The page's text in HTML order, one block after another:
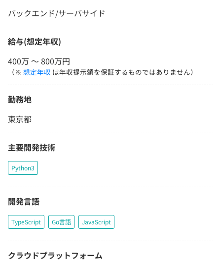
バックエンド/サーバサイド
給与(想定年収)
400万 〜 800万円
（※ 想定年収 は年収提示額を保証するものではありません）
勤務地
東京都
主要開発技術
Python3
開発言語
TypeScript Go言語 JavaScript
クラウドプラットフォーム